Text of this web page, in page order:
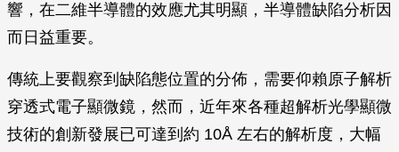
響，在二維半導體的效應尤其明顯，半導體缺陷分析因
而日益重要。
傳統上要觀察到缺陷態位置的分佈，需要仰賴原子解析
穿透式電子顯微鏡，然而，近年來各種超解析光學顯微
技術的創新發展已可達到約 10Å 左右的解析度，大幅